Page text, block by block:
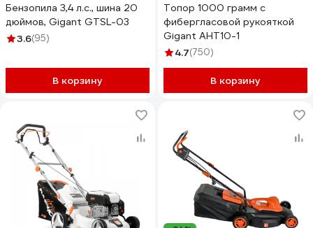
Бензопила 3,4 л.с., шина 20
дюймов, Gigant GTSL-03
3.6(95)
В корзину
Топор 1000 грамм с
фибергласовой рукояткой
Gigant AHT10-1
4.7(750)
В корзину